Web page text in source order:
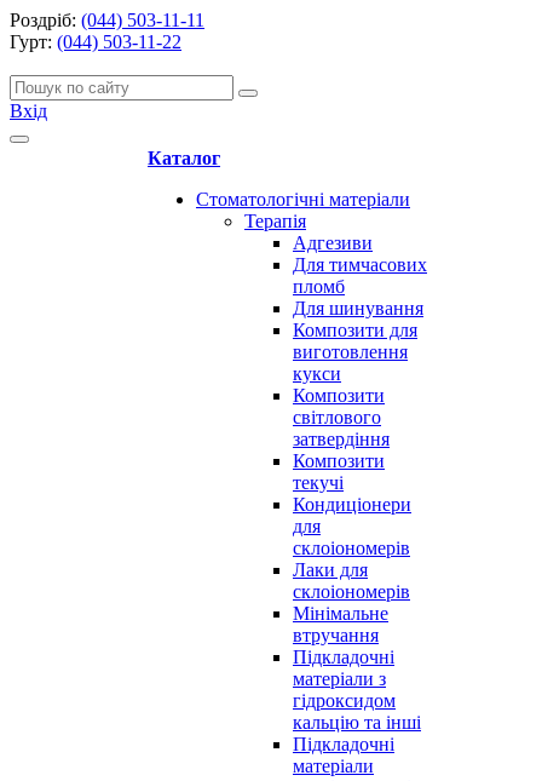
Роздріб: (044) 503-11-11
Гурт: (044) 503-11-22
Вхід
Каталог
Стоматологічні матеріали
Терапія
Адгезиви
Для тимчасових
пломб
Для шинування
Композити для
виготовлення
кукси
Композити
світлового
затвердіння
Композити
текучі
Кондиціонери
для
склоіономерів
Лаки для
склоіономерів
Мінімальне
втручання
Підкладочні
матеріали з
гідроксидом
кальцію та інші
Підкладочні
матеріали